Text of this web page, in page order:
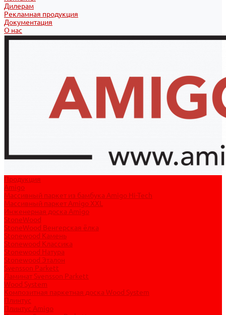
Дилерам
Рекламная продукция
Документация
О нас
Продукция
Amigo
Массивный паркет из бамбука Amigo Hi-Tech
Массивный паркет Amigo XXL
Инженерная доска Amigo
StoneWood
StoneWood Венгерская ёлка
Stonewood Камень
Stonewood Классика
Stonewood Натура
Stonewood Эталон
Svensson Parkett
Ламинат Svensson Parkett
Wood System
Композитная паркетная доска Wood System
Плинтус
Плинтус Amigo